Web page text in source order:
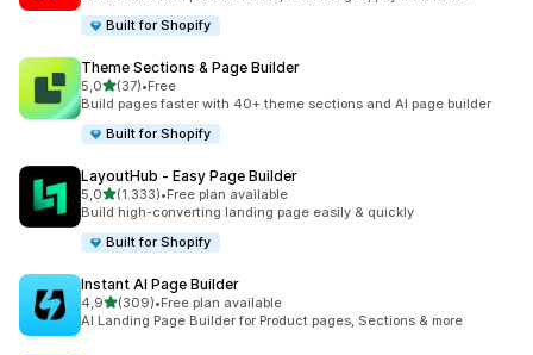
Built for Shopify
Theme Sections & Page Builder
5,0de 5 estrelas
(37)
37 total de avaliações
•Free
Build pages faster with 40+ theme sections and AI page builder
Built for Shopify
LayoutHub ‑ Easy Page Builder
5,0de 5 estrelas
(1.333)
1333 total de avaliações
•Free plan available
Build high-converting landing page easily & quickly
Built for Shopify
Instant AI Page Builder
4,9de 5 estrelas
(309)
309 total de avaliações
•Free plan available
AI Landing Page Builder for Product pages, Sections & more